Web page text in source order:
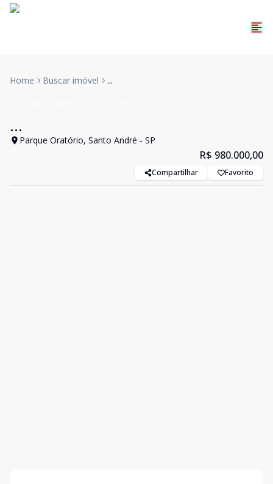
Home Buscar imóvel ...
...
Parque Oratório, Santo André - SP
R$ 980.000,00
Compartilhar Favorito